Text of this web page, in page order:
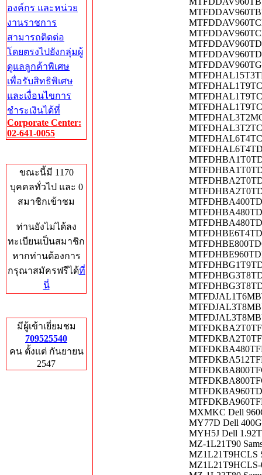
องค์กร และหน่วย
งานราชการ
สามารถติดต่อ
โดยตรงไปยังกลุ่มผู้
ดูแลลูกค้าพิเศษ
เพื่อรับสิทธิพิเศษ
และเงื่อนไขการ
ชำระเงินได้ที่
Corporate Center:
02-641-0055
ขณะนี้มี 1170
บุคคลทั่วไป และ 0
สมาชิกเข้าชม
ท่านยังไม่ได้ลง
ทะเบียนเป็นสมาชิก
หากท่านต้องการ
กรุณาสมัครฟรีได้ที่
นี่
มีผู้เข้าเยี่ยมชม
709525540
คน ตั้งแต่ กันยายน
2547
MXMKC Dell
MY77D Dell
MYH5J Dell
MZ-1L21T90
MZ1L21T9HCLS
MZ1L21T9HCLS-